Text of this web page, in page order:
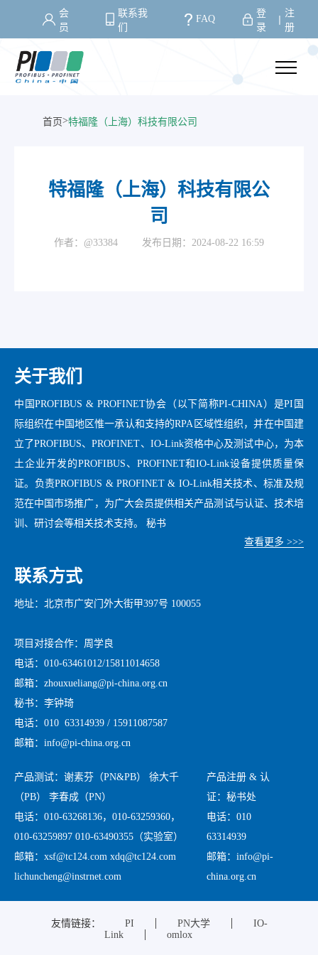
会
员
联系我
们
FAQ
登
录
注
册
首页>特福隆（上海）科技有限公司
特福隆（上海）科技有限公
司
作者：@33384 发布日期：2024-08-22 16:59
关于我们
中国PROFIBUS & PROFINET协会（以下简称PI-CHINA）是PI国
际组织在中国地区惟一承认和支持的RPA区域性组织，并在中国建
立了PROFIBUS、PROFINET、IO-Link资格中心及测试中心，为本
土企业开发的PROFIBUS、PROFINET和IO-Link设备提供质量保
证。负责PROFIBUS & PROFINET & IO-Link相关技术、标准及规
范在中国市场推广，为广大会员提供相关产品测试与认证、技术培
训、研讨会等相关技术支持。 秘书
查看更多 >>>
联系方式
地址：北京市广安门外大街甲397号 100055
项目对接合作：周学良
电话：010-63461012/15811014658
邮箱：zhouxueliang@pi-china.org.cn
秘书：李钟琦
电话：010 63314939 / 15911087587
邮箱：info@pi-china.org.cn
产品测试：谢素芬（PN&PB） 徐大千
（PB） 李春成（PN）
电话：010-63268136，010-63259360，
010-63259897 010-63490355（实验室）
邮箱：xsf@tc124.com xdq@tc124.com
lichuncheng@instrnet.com
产品注册 & 认
证：秘书处
电话：010
63314939
邮箱：info@pi-
china.org.cn
友情链接： PI PN大学
IO-
Link
omlox